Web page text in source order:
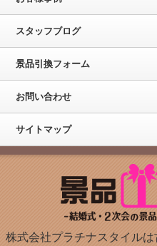
スタッフブログ
景品引換フォーム
お問い合わせ
サイトマップ
株式会社プラチナスタイル